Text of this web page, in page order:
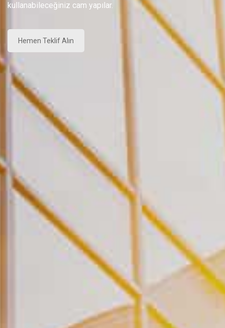
kullanabileceğiniz cam yapılar.
Hemen Teklif Alın